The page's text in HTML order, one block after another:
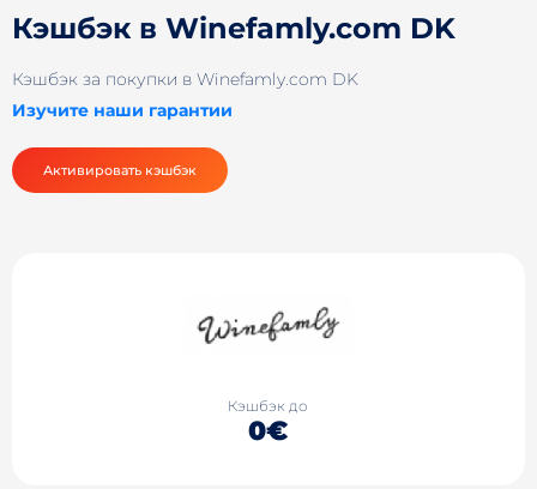
Кэшбэк в Winefamly.com DK
Кэшбэк за покупки в Winefamly.com DK
Изучите наши гарантии
Активировать кэшбэк
Кэшбэк до
0€